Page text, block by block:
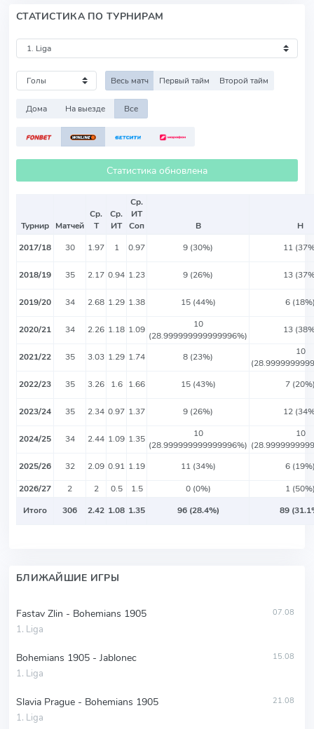
СТАТИСТИКА ПО ТУРНИРАМ
Весь матч Первый тайм Второй тайм
Дома На выезде Все
Статистика обновлена
Турнир Матчей
Ср.
Т
Ср.
ИТ
Ср.
ИТ
Соп
В
Н
2017/18
30 1.97 1 0.97 9 (30%) 11
2018/19 35 2.17 0.94 1.23 9 (26%) 13
2019/20 34 2.68 1.29 1.38 15 (44%) 6
2020/21 34 2.26 1.18 1.09
10
(28.999999999999996%)
13
2021/22 35 3.03 1.29 1.74 8 (23%)
10
2022/23
35 3.26 1.6 1.66 15 (43%) 7
2023/24 35 2.34 0.97 1.37 9 (26%) 12
2024/25 34 2.44 1.09 1.35
10
(28.999999999999996%)
10
2025/26
32 2.09 0.91 1.19 11 (34%)
6
2026/27
2 2 0.5 1.5 0 (0%)
1
Итого
306 2.42 1.08 1.35 96 (28.4%) 89
БЛИЖАЙШИЕ ИГРЫ
Fastav Zlin - Bohemians 1905
1. Liga
07.08
Bohemians 1905 - Jablonec
1. Liga
15.08
Slavia Prague - Bohemians 1905
1. Liga
21.08